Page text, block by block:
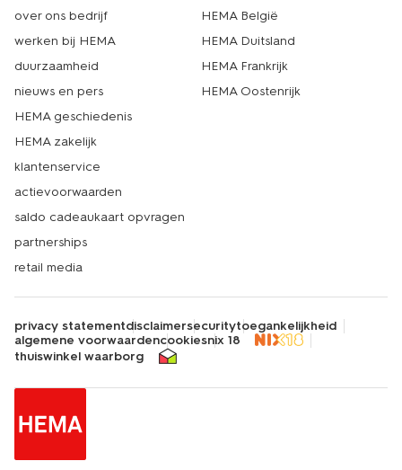
over ons bedrijf
werken bij HEMA
duurzaamheid
nieuws en pers
HEMA geschiedenis
HEMA zakelijk
klantenservice
actievoorwaarden
saldo cadeaukaart opvragen
partnerships
retail media
HEMA België
HEMA Duitsland
HEMA Frankrijk
HEMA Oostenrijk
privacy statementdisclaimersecuritytoegankelijkheid
algemene voorwaardencookiesnix 18
thuiswinkel waarborg